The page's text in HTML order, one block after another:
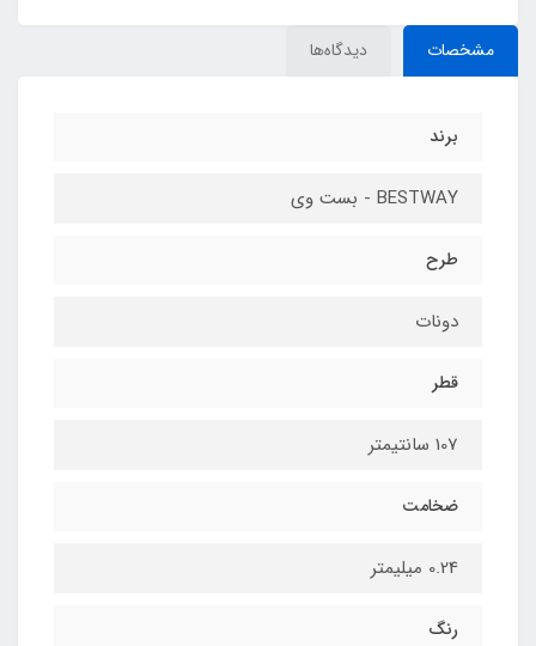
مشخصات دیدگاه‌ها
برند
BESTWAY - بست وی
طرح
دونات
قطر
107 سانتیمتر
ضخامت
0.24 میلیمتر
رنگ